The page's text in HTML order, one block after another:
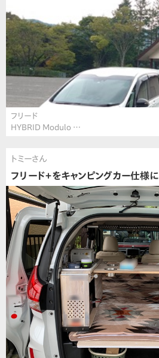
フリード
HYBRID Modulo …
トミーさん
フリード＋をキャンピングカー仕様に